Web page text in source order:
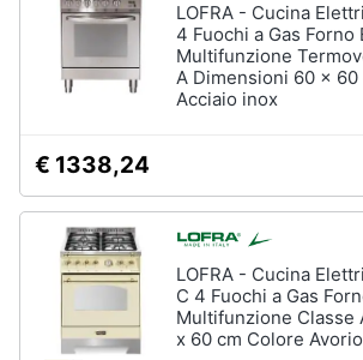
LOFRA - Cucina
4 Fuochi a Gas Forno
Multifunzione
A Dimensioni 60 x 60
Acciaio inox
€ 1338,24
LOFRA - Cucina
C 4 Fuochi a Gas
Multifunzione Classe
x 60 cm Colore Avorio